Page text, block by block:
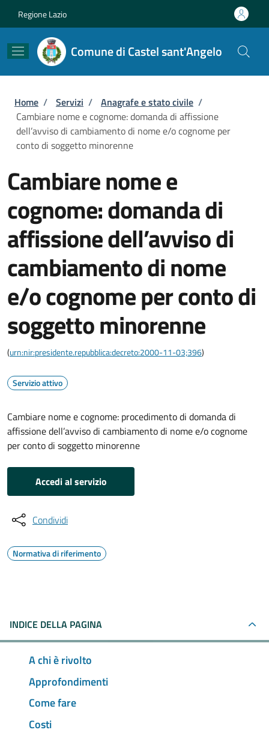
Regione Lazio
Comune di Castel sant'Angelo
Briciole di pane
Home / Servizi / Anagrafe e stato civile /
Cambiare nome e cognome: domanda di affissione
dell’avviso di cambiamento di nome e/o cognome per
conto di soggetto minorenne
Cambiare nome e
cognome: domanda di
affissione dell’avviso di
cambiamento di nome
e/o cognome per conto di
soggetto minorenne
(urn:nir:presidente.repubblica:decreto:2000-11-03;396)
Servizio attivo
Cambiare nome e cognome: procedimento di domanda di
affissione dell’avviso di cambiamento di nome e/o cognome
per conto di soggetto minorenne
Accedi al servizio
Condividi
Normativa di riferimento
INDICE DELLA PAGINA
A chi è rivolto
Approfondimenti
Come fare
Costi